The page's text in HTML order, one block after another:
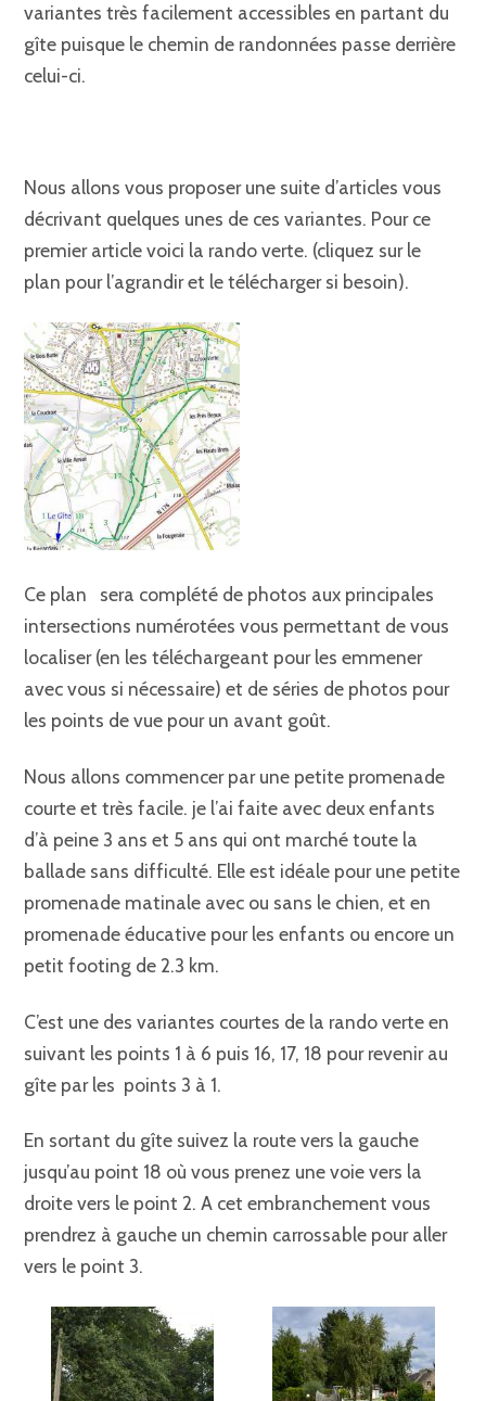
variantes très facilement accessibles en partant du
gîte puisque le chemin de randonnées passe derrière
celui-ci.
Nous allons vous proposer une suite d’articles vous
décrivant quelques unes de ces variantes. Pour ce
premier article voici la rando verte. (cliquez sur le
plan pour l’agrandir et le télécharger si besoin).
Ce plan sera complété de photos aux principales
intersections numérotées vous permettant de vous
localiser (en les téléchargeant pour les emmener
avec vous si nécessaire) et de séries de photos pour
les points de vue pour un avant goût.
Nous allons commencer par une petite promenade
courte et très facile. je l’ai faite avec deux enfants
d’à peine 3 ans et 5 ans qui ont marché toute la
ballade sans difficulté. Elle est idéale pour une petite
promenade matinale avec ou sans le chien, et en
promenade éducative pour les enfants ou encore un
petit footing de 2.3 km.
C’est une des variantes courtes de la rando verte en
suivant les points 1 à 6 puis 16, 17, 18 pour revenir au
gîte par les points 3 à 1.
En sortant du gîte suivez la route vers la gauche
jusqu’au point 18 où vous prenez une voie vers la
droite vers le point 2. A cet embranchement vous
prendrez à gauche un chemin carrossable pour aller
vers le point 3.